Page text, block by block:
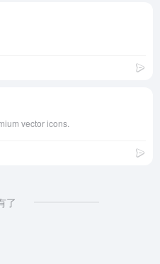
vector icons.
了